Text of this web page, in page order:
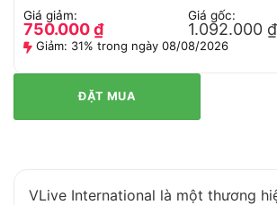
Giá giảm:
750.000₫
Giá gốc:
1.092.000 ₫
Giảm: 31% trong ngày 08/08/2026
ĐẶT MUA
VLive International là một thương